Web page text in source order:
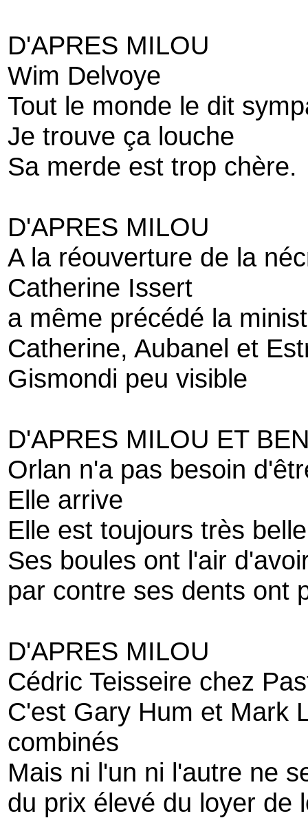
D'APRES MILOU
Wim Delvoye
Tout le monde le dit
Je trouve ça louche
Sa merde est trop chère.
D'APRES MILOU
A la réouverture de la
Catherine Issert
a même précédé la
Catherine, Aubanel et
Gismondi peu visible
D'APRES MILOU ET
Orlan n'a pas besoin
Elle arrive
Elle est toujours très belle
Ses boules ont l'air
par contre ses dents ont
D'APRES MILOU
Cédric Teisseire chez
C'est Gary Hum et Mark
combinés
Mais ni l'un ni l'autre ne
du prix élevé du loyer de